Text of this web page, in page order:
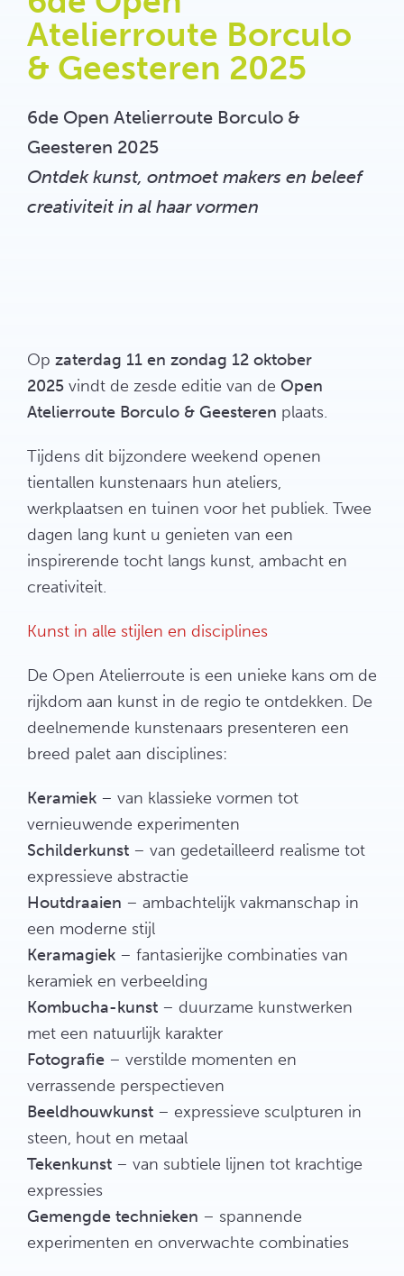
Atelierroute Borculo
& Geesteren 2025
6de Open Atelierroute Borculo &
Geesteren 2025
Ontdek kunst, ontmoet makers en beleef
creativiteit in al haar vormen
Op zaterdag 11 en zondag 12 oktober
2025 vindt de zesde editie van de Open
Atelierroute Borculo & Geesteren plaats.
Tijdens dit bijzondere weekend openen
tientallen kunstenaars hun ateliers,
werkplaatsen en tuinen voor het publiek. Twee
dagen lang kunt u genieten van een
inspirerende tocht langs kunst, ambacht en
creativiteit.
Kunst in alle stijlen en disciplines
De Open Atelierroute is een unieke kans om de
rijkdom aan kunst in de regio te ontdekken. De
deelnemende kunstenaars presenteren een
breed palet aan disciplines:
Keramiek – van klassieke vormen tot
vernieuwende experimenten
Schilderkunst – van gedetailleerd realisme tot
expressieve abstractie
Houtdraaien – ambachtelijk vakmanschap in
een moderne stijl
Keramagiek – fantasierijke combinaties van
keramiek en verbeelding
Kombucha-kunst – duurzame kunstwerken
met een natuurlijk karakter
Fotografie – verstilde momenten en
verrassende perspectieven
Beeldhouwkunst – expressieve sculpturen in
steen, hout en metaal
Tekenkunst – van subtiele lijnen tot krachtige
expressies
Gemengde technieken – spannende
experimenten en onverwachte combinaties